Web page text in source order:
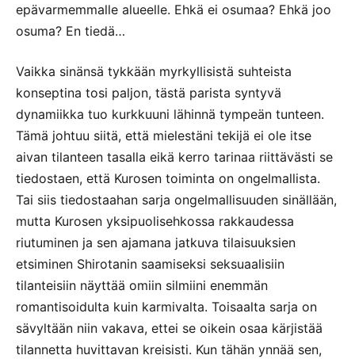
epävarmemmalle alueelle. Ehkä ei osumaa? Ehkä joo
osuma? En tiedä…
Vaikka sinänsä tykkään myrkyllisistä suhteista
konseptina tosi paljon, tästä parista syntyvä
dynamiikka tuo kurkkuuni lähinnä tympeän tunteen.
Tämä johtuu siitä, että mielestäni tekijä ei ole itse
aivan tilanteen tasalla eikä kerro tarinaa riittävästi se
tiedostaen, että Kurosen toiminta on ongelmallista.
Tai siis tiedostaahan sarja ongelmallisuuden sinällään,
mutta Kurosen yksipuolisehkossa rakkaudessa
riutuminen ja sen ajamana jatkuva tilaisuuksien
etsiminen Shirotanin saamiseksi seksuaalisiin
tilanteisiin näyttää omiin silmiini enemmän
romantisoidulta kuin karmivalta. Toisaalta sarja on
sävyltään niin vakava, ettei se oikein osaa kärjistää
tilannetta huvittavan kreisisti. Kun tähän ynnää sen,